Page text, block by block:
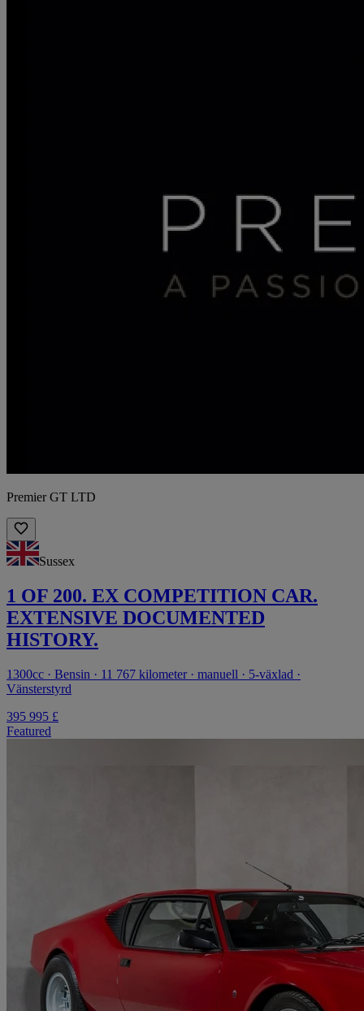
Premier GT LTD
Sussex
1 OF 200. EX COMPETITION CAR.
EXTENSIVE DOCUMENTED
HISTORY.
1300cc · Bensin · 11 767 kilometer · manuell · 5-växlad ·
Vänsterstyrd
395 995 £
Featured